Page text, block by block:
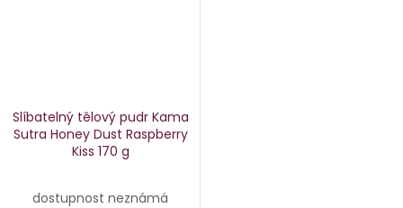
Slíbatelný tělový pudr Kama
Sutra Honey Dust Raspberry
Kiss 170 g
dostupnost neznámá